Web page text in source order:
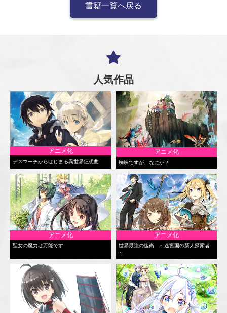
書籍一覧へ戻る
人気作品
アニメ化
デスマーチからはじまる異世界狂想曲
アニメ化
蜘蛛ですが、なにか？
アニメ化
聖女の魔力は万能です
アニメ化
世界最強の後衛 ～迷宮国の新人探索者
～